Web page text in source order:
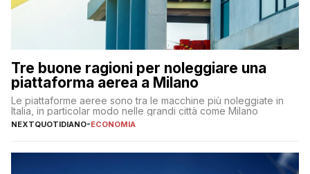
Tre buone ragioni per noleggiare una
piattaforma aerea a Milano
Le piattaforme aeree sono tra le macchine più noleggiate in
Italia, in particolar modo nelle grandi città come Milano
NEXTQUOTIDIANO-ECONOMIA